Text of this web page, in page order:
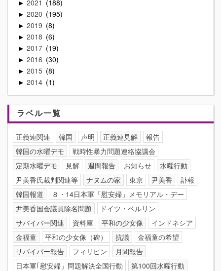
► 2021 188
► 2020 195
► 2019 8
► 2018 6
► 2017 19
► 2016 30
► 2015 8
► 2014 1
ラベル一覧
正義連関連 韓国 声明 正義連見解
報告
韓国の水曜デモ
戦時性暴力問題連絡協議会
定期水曜デモ
見解 週間報告 お知らせ
水曜行動
尹美香氏裁判関連等
ナヌムの家 東京 尹美香
訃報
韓国報道
８・14日本軍「慰安婦」メモリアル・デー
尹美香国会議員除名問題
ドイツ・ベルリン
サバイバー関連
資料庫 平和の少女像
インドネシア
金福童
平和の少女像（碑） 抗議
金福童の希望
サバイバー報告
フィリピン
月間報告
日本軍｢慰安婦」問題解決全国行動
第100回水曜行動